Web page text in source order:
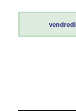
vendredi